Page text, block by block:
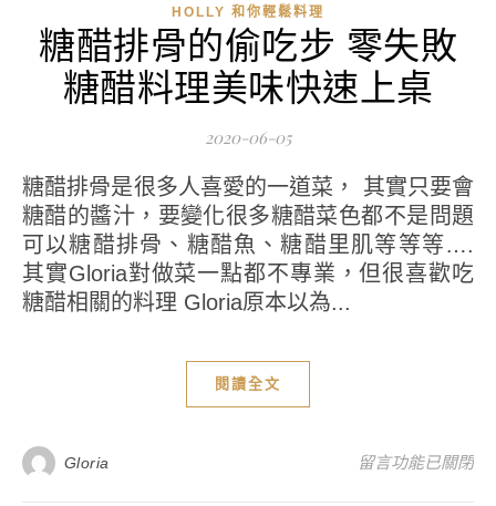
HOLLY 和你輕鬆料理
糖醋排骨的偷吃步 零失敗
糖醋料理美味快速上桌
2020-06-05
糖醋排骨是很多人喜愛的一道菜， 其實只要會
糖醋的醬汁，要變化很多糖醋菜色都不是問題
可以糖醋排骨、糖醋魚、糖醋里肌等等等….
其實Gloria對做菜一點都不專業，但很喜歡吃
糖醋相關的料理 Gloria原本以為...
閱讀全文
Gloria 在〈糖醋排骨的
留言功能已關閉